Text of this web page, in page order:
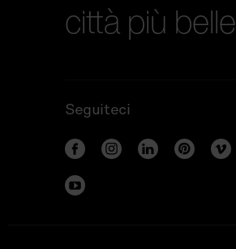
città più belle
Seguiteci